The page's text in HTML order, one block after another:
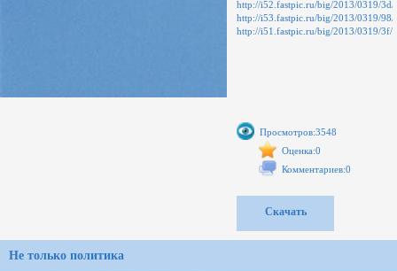
http://i52.fastpic.ru/big/2013/0319/
http://i53.fastpic.ru/big/2013/0319/
http://i51.fastpic.ru/big/2013/0319/3f/
Просмотров:3548
Оценка:0
Комментариев:0
Скачать
Не только политика